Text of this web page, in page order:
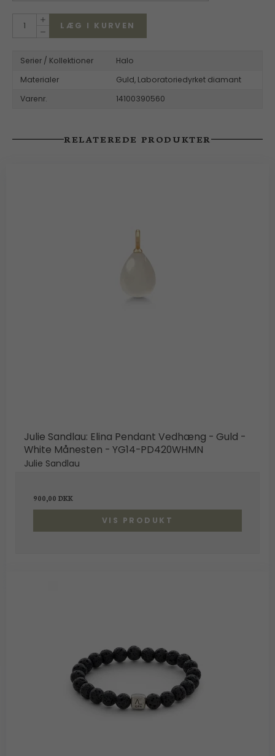
LÆG I KURVEN
Serier / Kollektioner
Halo
Materialer
Guld, Laboratoriedyrket diamant
Varenr.
14100390560
RELATEREDE PRODUKTER
Julie Sandlau: Elina Pendant Vedhæng - Guld -
White Månesten - YG14-PD420WHMN
Julie Sandlau
900,00 DKK
VIS PRODUKT